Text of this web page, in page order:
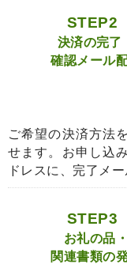
STEP2
決済の完了
確認メール
ご希望の決済方法
せます。お申し込
ドレスに、完了メー
STEP3
お礼の品・
関連書類の